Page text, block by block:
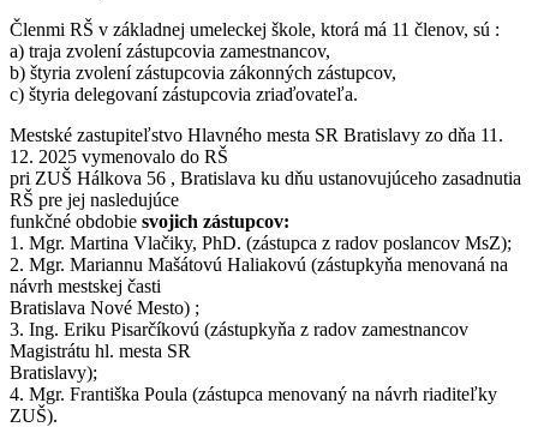
Členmi RŠ v základnej umeleckej škole, ktorá má 11 členov, sú :
a) traja zvolení zástupcovia zamestnancov,
b) štyria zvolení zástupcovia zákonných zástupcov,
c) štyria delegovaní zástupcovia zriaďovateľa.
Mestské zastupiteľstvo Hlavného mesta SR Bratislavy zo dňa 11.
12. 2025 vymenovalo do RŠ
pri ZUŠ Hálkova 56 , Bratislava ku dňu ustanovujúceho zasadnutia
RŠ pre jej nasledujúce
funkčné obdobie svojich zástupcov:
1. Mgr. Martina Vlačiky, PhD. (zástupca z radov poslancov MsZ);
2. Mgr. Mariannu Mašátovú Haliakovú (zástupkyňa menovaná na
návrh mestskej časti
Bratislava Nové Mesto) ;
3. Ing. Eriku Pisarčíkovú (zástupkyňa z radov zamestnancov
Magistrátu hl. mesta SR
Bratislavy);
4. Mgr. Františka Poula (zástupca menovaný na návrh riaditeľky
ZUŠ).